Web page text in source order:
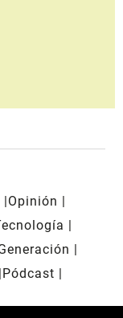
Opinión
Pódcast